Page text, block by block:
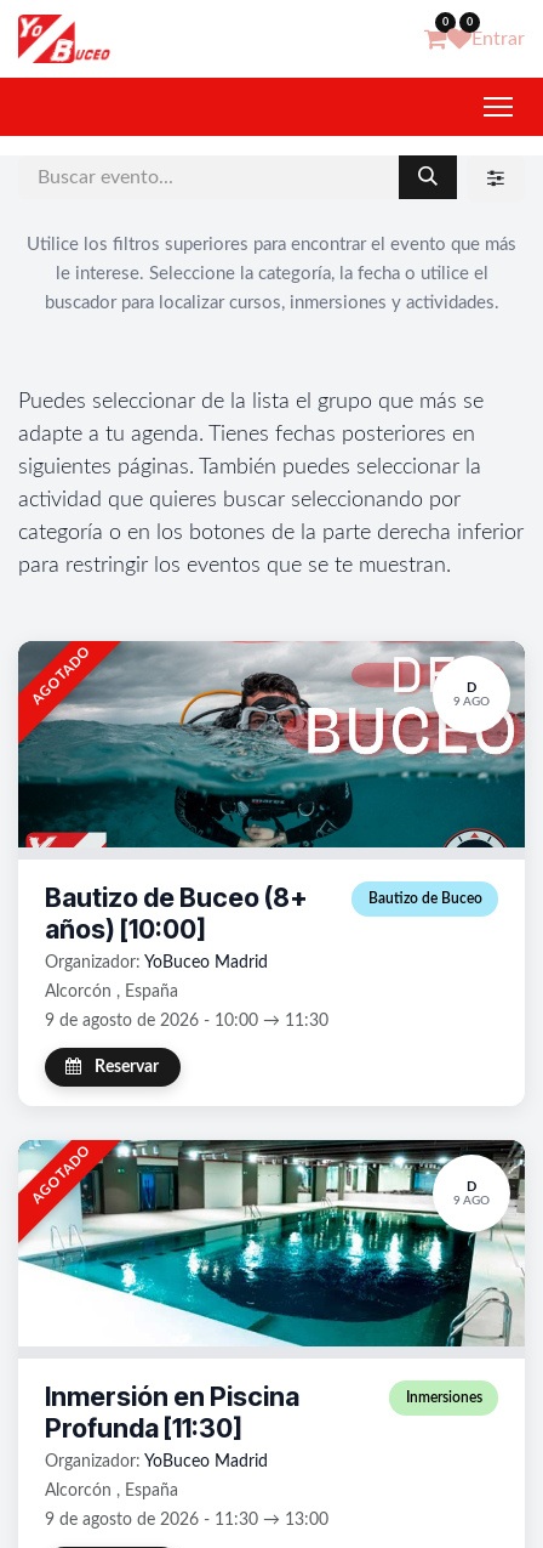
Ir al contenido 0 0
Entrar
Utilice los filtros superiores para encontrar el evento que más
le interese. Seleccione la categoría, la fecha o utilice el
buscador para localizar cursos, inmersiones y actividades.
Puedes seleccionar de la lista el grupo que más se
adapte a tu agenda. Tienes fechas posteriores en
siguientes páginas. También puedes seleccionar la
actividad que quieres buscar seleccionando por
categoría o en los botones de la parte derecha inferior
para restringir los eventos que se te muestran.
AGOTADO D
9 AGO
Bautizo de Buceo (8+
años) [10:00]
Bautizo de Buceo
Organizador: YoBuceo Madrid
Alcorcón , España
9 de agosto de 2026 - 10:00 → 11:30
Reservar
AGOTADO D
9 AGO
Inmersión en Piscina
Profunda [11:30]
Inmersiones
Organizador: YoBuceo Madrid
Alcorcón , España
9 de agosto de 2026 - 11:30 → 13:00